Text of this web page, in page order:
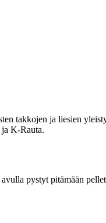
takkojen ja liesien
K-Rauta.
pystyt pitämään